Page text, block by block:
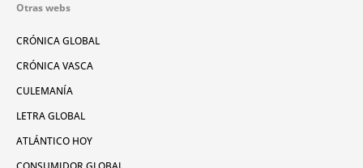
Otras webs
CRÓNICA GLOBAL
CRÓNICA VASCA
CULEMANÍA
LETRA GLOBAL
ATLÁNTICO HOY